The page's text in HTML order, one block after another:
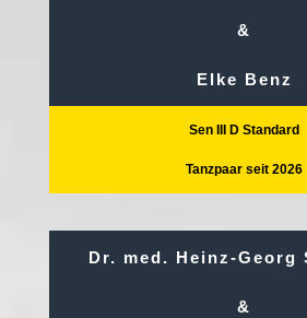
&
Elke Benz
Sen III D Standard
Tanzpaar seit 2026
Dr. med. Heinz-Georg
&